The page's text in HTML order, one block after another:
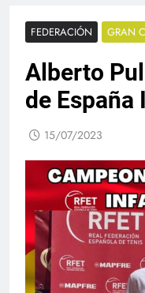
FEDERACIÓN GRAN
Alberto
de España
15/07/2023